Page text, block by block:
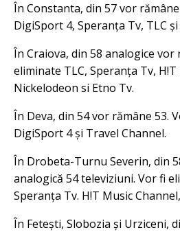
În Constanta, din 57 vor
DigiSport 4, Speranța Tv, TLC
În Craiova, din 58 analogice vor
eliminate TLC, Speranța Tv,
Nickelodeon si Etno Tv.
În Deva, din 54 vor rămâne 53.
DigiSport 4 și Travel Channel.
În Drobeta-Turnu Severin, din
analogică 54 televiziuni. Vor fi
Speranța Tv. H!T Music
În Fetești, Slobozia și Urziceni,